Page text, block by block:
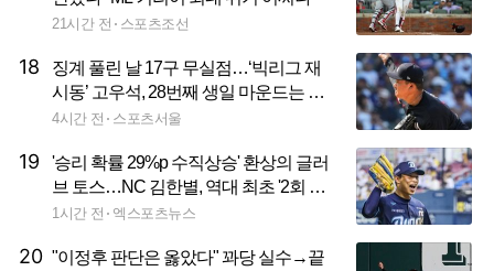
21시간 전 스포츠조선
18
징계 풀린 날 17구 무실점…‘빅리그 재
시동’ 고우석, 28번째 생일 마운드는 불
발
4시간 전 스포츠서울
19
'승리 확률 29%p 수직상승' 환상의 글러
브 토스…NC 김한별, 역대 최초 '2회 연
속' 월간 캡스플레이 선정
1시간 전 엑스포츠뉴스
20 "이정후 판단은 옳았다" 꽈당 실수→끝